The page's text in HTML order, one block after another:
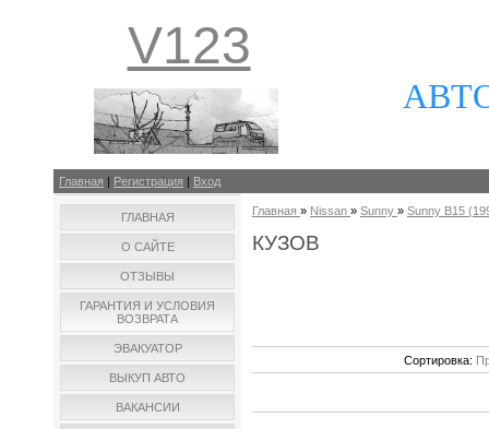
V123
Главная | Регистрация | Вход
ГЛАВНАЯ
О САЙТЕ
ОТЗЫВЫ
ГАРАНТИЯ И УСЛОВИЯ
ВОЗВРАТА
ЭВАКУАТОР
ВЫКУП АВТО
ВАКАНСИИ
Главная » Nissan » Sunny » Sunny B15
КУЗОВ
Сортировка: